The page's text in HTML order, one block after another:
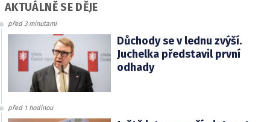
AKTUÁLNĚ SE DĚJE
před 3 minutami
Důchody se v lednu zvýší.
Juchelka představil první
odhady
před 1 hodinou